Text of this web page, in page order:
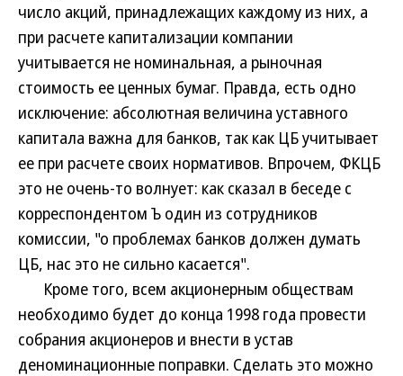
число акций, принадлежащих каждому из них, а
при расчете капитализации компании
учитывается не номинальная, а рыночная
стоимость ее ценных бумаг. Правда, есть одно
исключение: абсолютная величина уставного
капитала важна для банков, так как ЦБ учитывает
ее при расчете своих нормативов. Впрочем, ФКЦБ
это не очень-то волнует: как сказал в беседе с
корреспондентом Ъ один из сотрудников
комиссии, "о проблемах банков должен думать
ЦБ, нас это не сильно касается".
Кроме того, всем акционерным обществам
необходимо будет до конца 1998 года провести
собрания акционеров и внести в устав
деноминационные поправки. Сделать это можно